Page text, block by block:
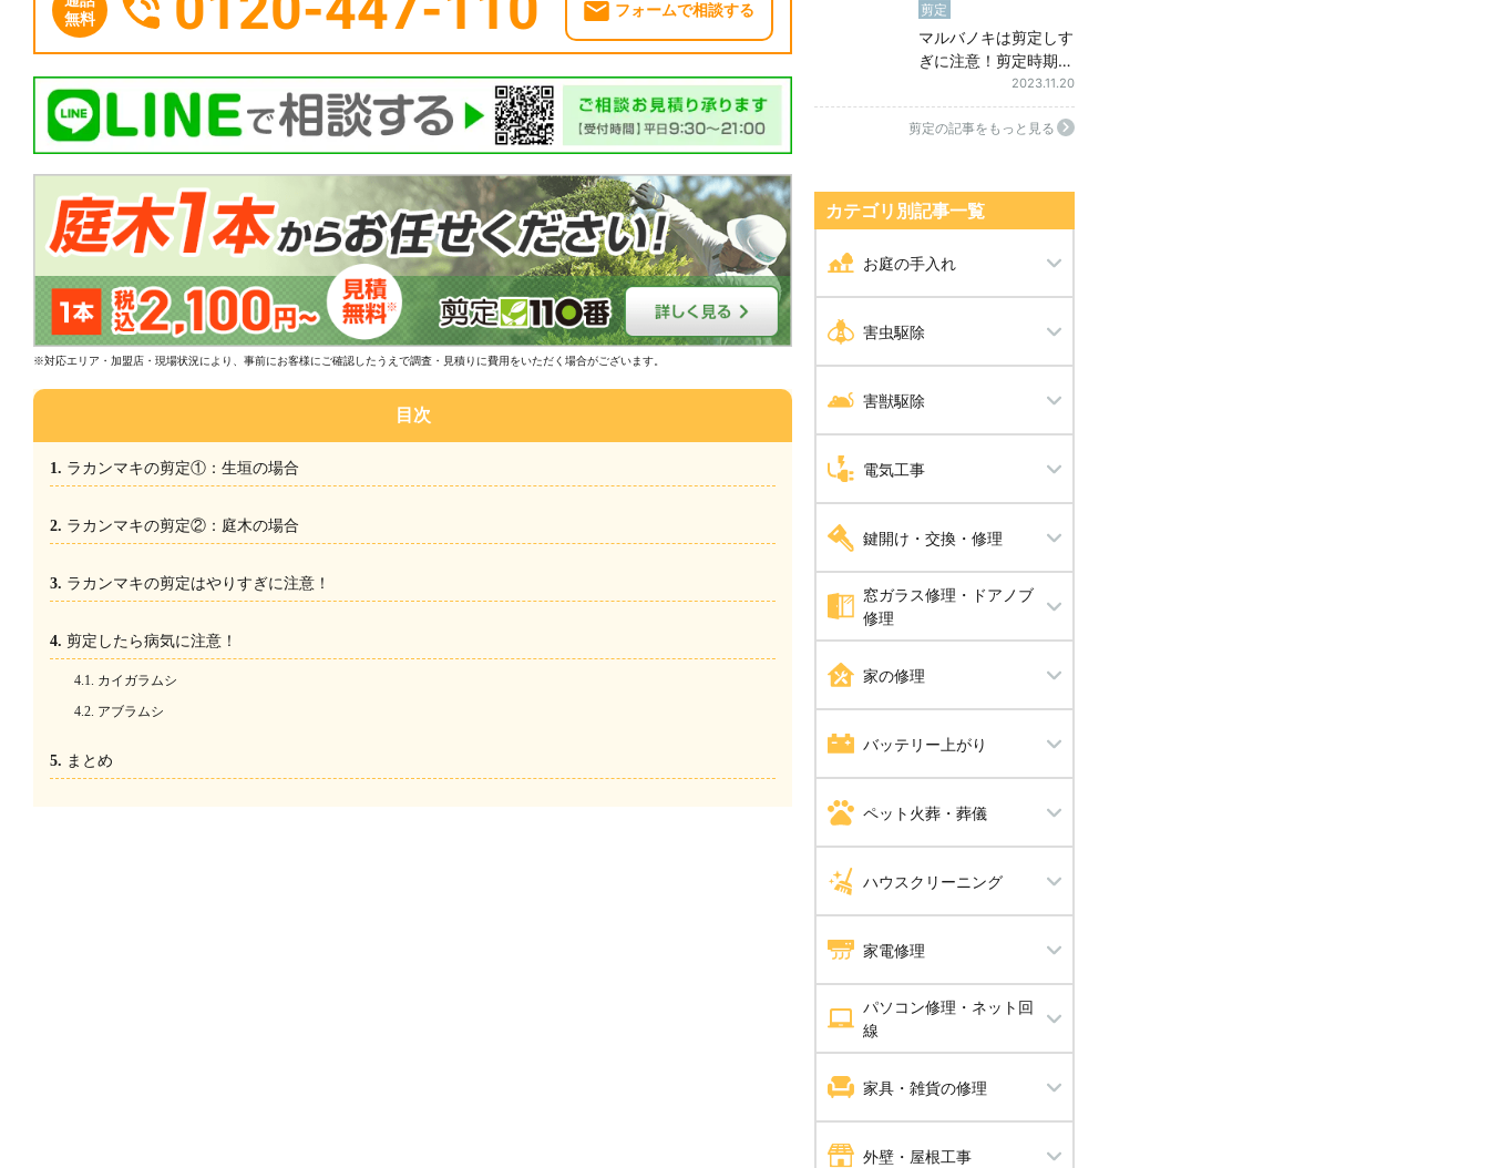
無料
フォームで相談する
※対応エリア・加盟店・現場状況により、事前にお客様にご確認したうえで調査・見積りに費用をいただく場合がございます。
目次
ラカンマキの剪定①：生垣の場合
ラカンマキの剪定②：庭木の場合
ラカンマキの剪定はやりすぎに注意！
剪定したら病気に注意！
カイガラムシ
アブラムシ
まとめ
剪定
マルバノキは剪定しす
ぎに注意！剪定時期・
切り落とす枝・育てか
た
2023.11.20
剪定の記事をもっと見る
カテゴリ別記事⼀覧
お庭の手入れ
剪定
伐採
芝張り
砂利敷き
シャッター修理
アスファルト工事
ブロック工事・コンクリート工事
電動シャッター設置・修理
害虫駆除
シロアリ駆除
ダニ・ノミ・トコジラミ駆除
ムカデ駆除
アリ駆除
ゴキブリ駆除
害獣駆除
アライグマ・イタチ・ハクビシン
駆除
ハト駆除
ねずみ駆除
コウモリ駆除
電気工事
アンテナ工事
漏電修理
コンセント工事・取替・増設
換気扇・レンジフード工事
エアコン工事
スイッチ工事
LAN配線工事
インターホン工事・取替
分電盤工事
ＬＥＤ工事
電気工事全般
鍵開け・交換・修理
鍵開け・交換・修理
合い鍵製作
防犯鍵
窓ガラス修理・ドアノブ
修理
ガラス修理・交換
ドアノブ修理
家の修理
水漏れ修理・トイレつまり工事
雨漏り修理
給湯器修理・交換
防水工事
バッテリー上がり
バッテリー上がり
ペット火葬・葬儀
ペット火葬・葬儀
ハウスクリーニング
消臭・脱臭
ハウスクリーニング
エアコンクリーニング
バスルームクリーニング
家電修理
エアコン修理
パソコン修理・ネット回
線
パソコン修理
家具・雑貨の修理
家具修理
外壁・屋根工事